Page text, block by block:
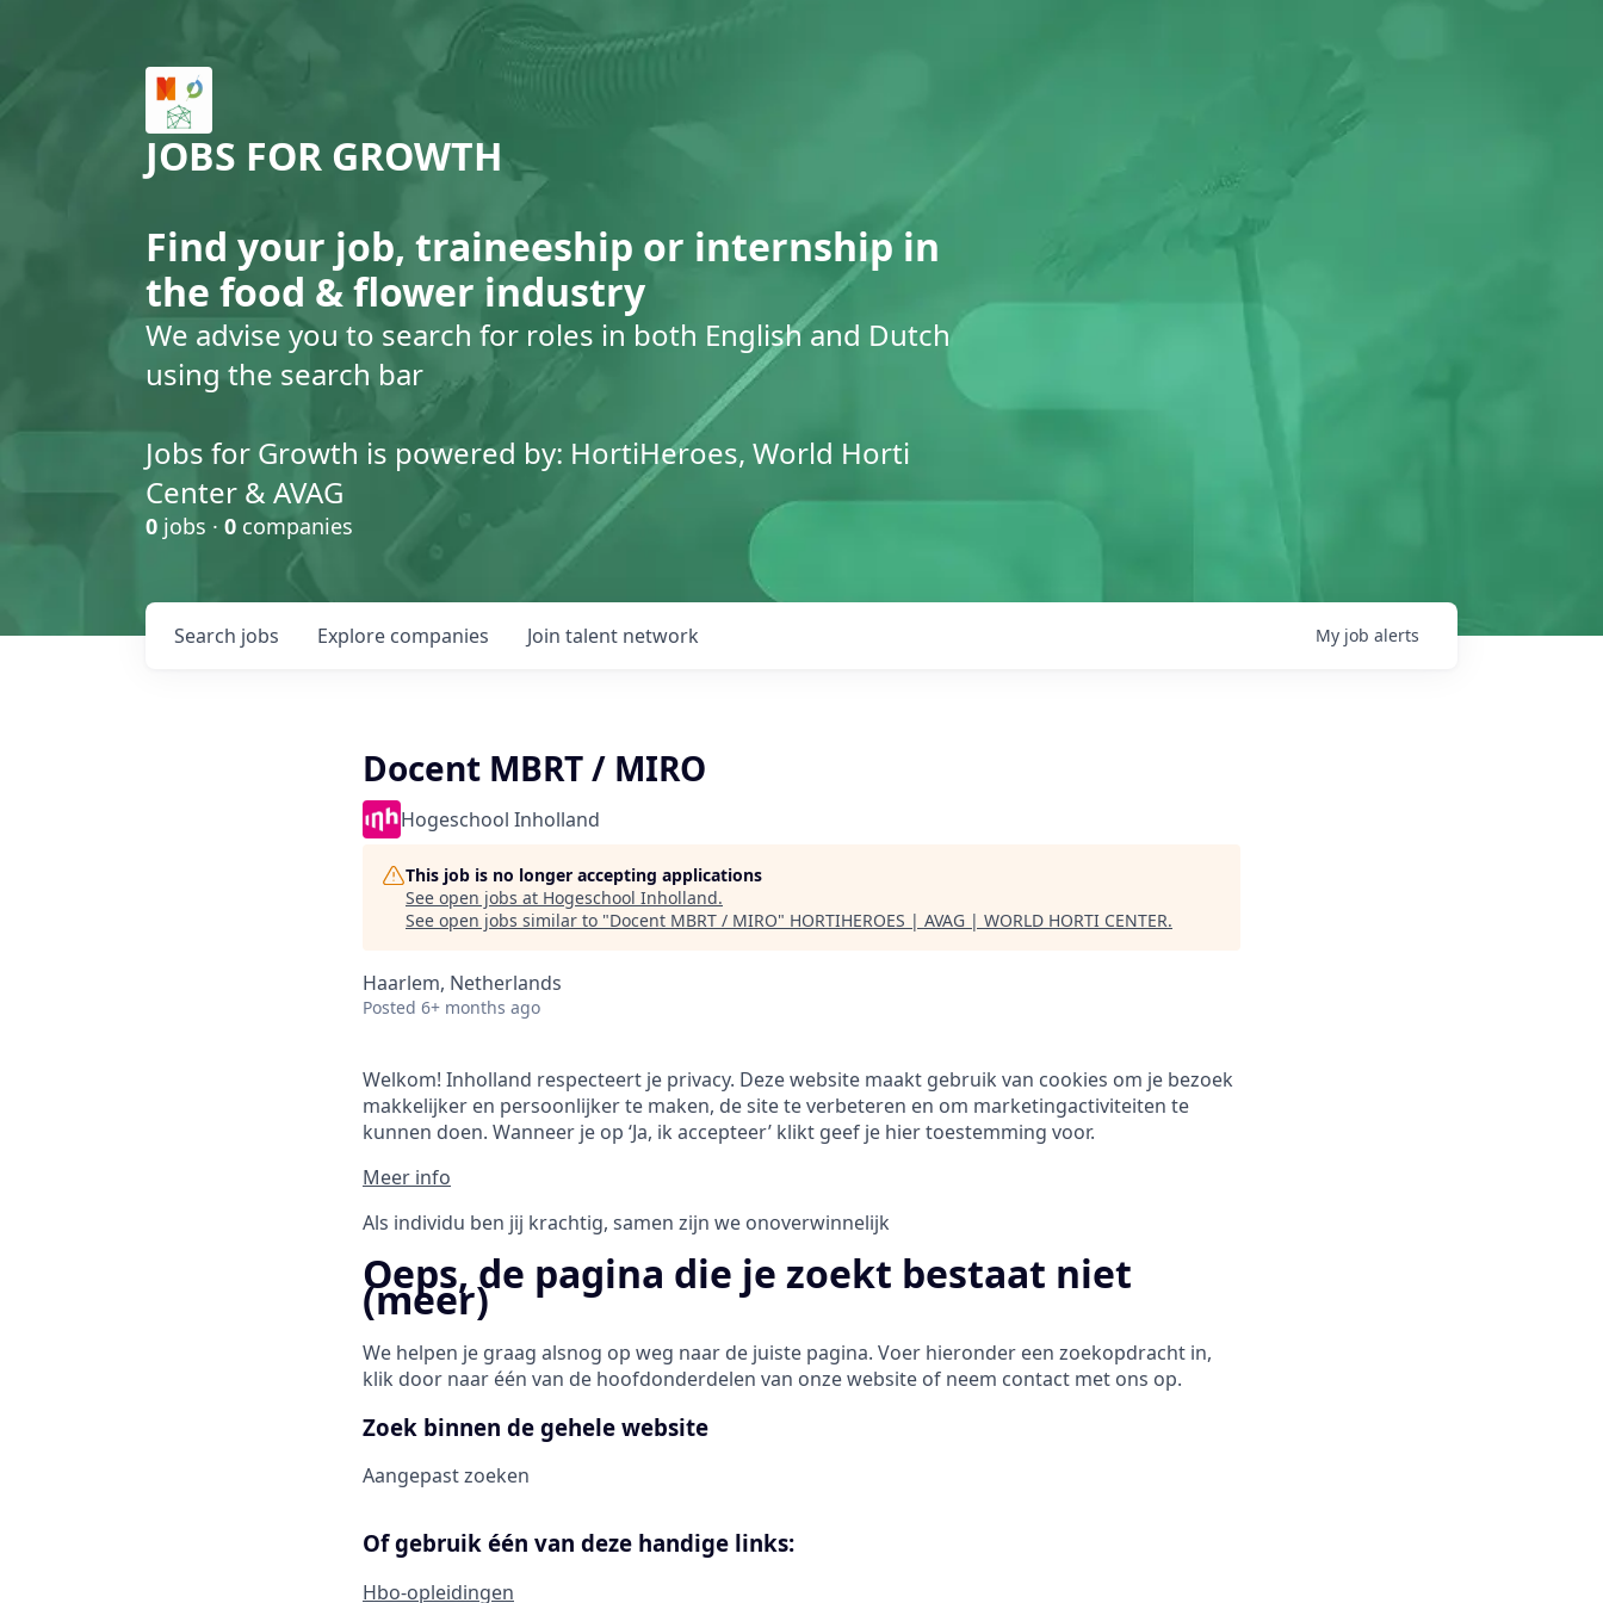
JOBS FOR GROWTH
Find your job, traineeship or internship in
the food & flower industry
We advise you to search for roles in both English and Dutch
using the search bar
Jobs for Growth is powered by: HortiHeroes, World Horti
Center & AVAG
0 jobs · 0 companies
Search jobs Explore companies Join talent network My job alerts
Docent MBRT / MIRO
Hogeschool Inholland
This job is no longer accepting applications
See open jobs at Hogeschool Inholland.
See open jobs similar to "Docent MBRT / MIRO" HORTIHEROES | AVAG | WORLD HORTI CENTER.
Haarlem, Netherlands
Posted 6+ months ago
Welkom! Inholland respecteert je privacy. Deze website maakt gebruik van cookies om je bezoek
makkelijker en persoonlijker te maken, de site te verbeteren en om marketingactiviteiten te
kunnen doen. Wanneer je op ‘Ja, ik accepteer’ klikt geef je hier toestemming voor.
Meer info
Als individu ben jij krachtig, samen zijn we onoverwinnelijk
Oeps, de pagina die je zoekt bestaat niet
(meer)
We helpen je graag alsnog op weg naar de juiste pagina. Voer hieronder een zoekopdracht in,
klik door naar één van de hoofdonderdelen van onze website of neem contact met ons op.
Zoek binnen de gehele website
Aangepast zoeken
Of gebruik één van deze handige links:
Hbo-opleidingen